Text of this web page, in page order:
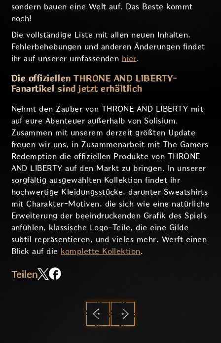
sondern bauen eine Welt auf. Das Beste kommt
noch!
Die vollständige Liste mit allen neuen Inhalten,
Fehlerbehebungen und anderen Änderungen findet
ihr auf unserer umfassenden hier.
Die offiziellen THRONE AND LIBERTY-
Fanartikel sind jetzt erhältlich
Nehmt den Zauber von THRONE AND LIBERTY mit
auf eure Abenteuer außerhalb von Solisium.
Zusammen mit unserem derzeit größten Update
freuen wir uns, in Zusammenarbeit mit The Gamers
Redemption die offiziellen Produkte von THRONE
AND LIBERTY auf den Markt zu bringen. In unserer
sorgfältig ausgewählten Kollektion findet ihr
hochwertige Kleidungsstücke, darunter Sweatshirts
mit Charakter-Motiven, die sich wie eine natürliche
Erweiterung der beeindruckenden Grafik des Spiels
anfühlen, klassische Logo-Teile, die eine Gilde
subtil repräsentieren, und vieles mehr. Werft einen
Blick auf die komplette Kollektion.
Teilen